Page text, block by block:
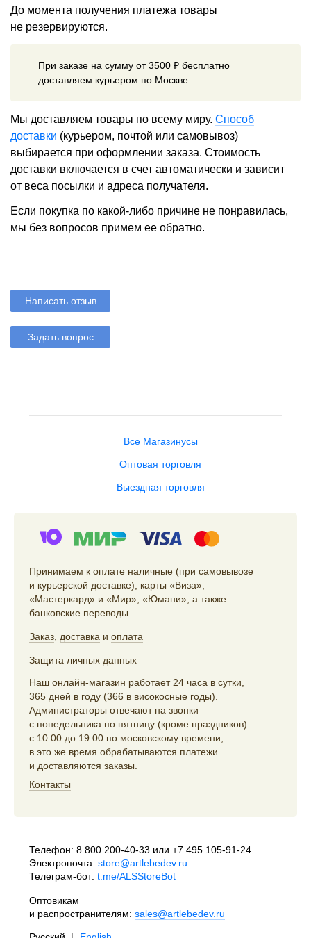
До момента получения платежа товары
не резервируются.
При заказе на сумму от 3500 ₽ бесплатно
доставляем курьером по Москве.
Мы доставляем товары по всему миру. Способ
доставки (курьером, почтой или самовывоз)
выбирается при оформлении заказа. Стоимость
доставки включается в счет автоматически и зависит
от веса посылки и адреса получателя.
Если покупка по какой-либо причине не понравилась,
мы без вопросов примем ее обратно.
Написать отзыв
Задать вопрос
Все Магазинусы
Оптовая торговля
Выездная торговля
Принимаем к оплате наличные (при самовывозе
и курьерской доставке), карты «Виза»,
«Мастеркард» и «Мир», «Юмани», а также
банковские переводы.
Заказ доставка и оплата
Защита личных данных
Наш онлайн-магазин работает 24 часа в сутки,
365 дней в году (366 в високосные годы).
Администраторы отвечают на звонки
с понедельника по пятницу (кроме праздников)
с 10:00 до 19:00 по московскому времени,
в это же время обрабатываются платежи
и доставляются заказы.
Контакты
Телефон: 8 800 200-40-33 или +7 495 105-91-24
Электропочта: store@artlebedev.ru
Телеграм-бот: t.me/ALSStoreBot
Оптовикам
и распространителям: sales@artlebedev.ru